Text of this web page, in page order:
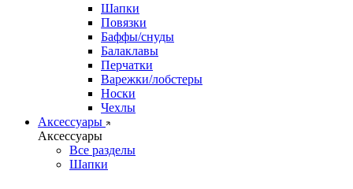
Шапки
Повязки
Баффы/снуды
Балаклавы
Перчатки
Варежки/лобстеры
Носки
Чехлы
Аксессуары
Аксессуары
Все разделы
Шапки